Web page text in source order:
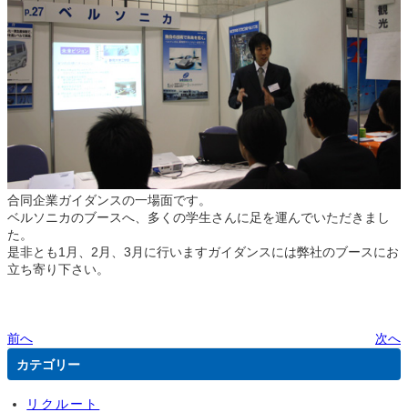
合同企業ガイダンスの一場面です。
ベルソニカのブースへ、多くの学生さんに足を運んでいただきまし
た。
是非とも1月、2月、3月に行いますガイダンスには弊社のブースにお
立ち寄り下さい。
前へ
次へ
カテゴリー
リクルート